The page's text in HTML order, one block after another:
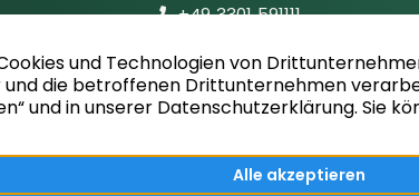
+49 3301 591111
Folgen Sie uns auf facebook